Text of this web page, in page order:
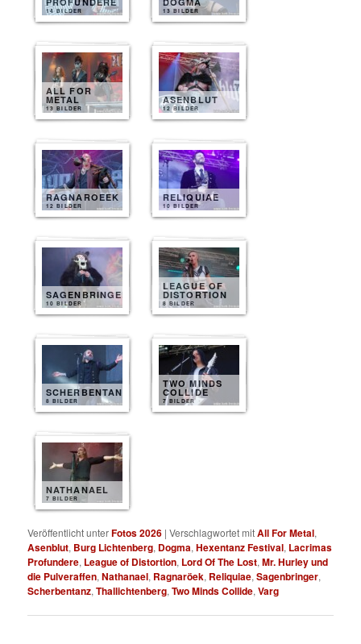
14 BILDER 13 BILDER
ALL FOR
METAL
13 BILDER
ASENBLUT
12 BILDER
RAGNAROEEK
12 BILDER
RELIQUIAE
10 BILDER
SAGENBRINGER
10 BILDER
LEAGUE OF
DISTORTION
8 BILDER
SCHERBENTANZ
8 BILDER
TWO MINDS
COLLIDE
7 BILDER
NATHANAEL
7 BILDER
Veröffentlicht unterFotos 2026 |Verschlagwortet mitAll For Metal,
Asenblut, Burg Lichtenberg, Dogma,Hexentanz Festival, Lacrimas
Profundere, League of Distortion, Lord Of The Lost,Mr. Hurley und
die Pulveraffen,Nathanael, Ragnaröek, Reliquiae,Sagenbringer,
Scherbentanz,Thallichtenberg,Two Minds Collide,Varg